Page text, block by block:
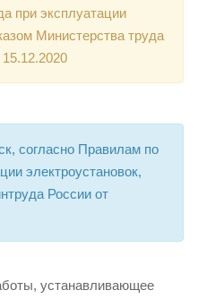
при эксплуатации
Министерства труда
согласно Правилам по
электроустановок,
России от
устанавливающее